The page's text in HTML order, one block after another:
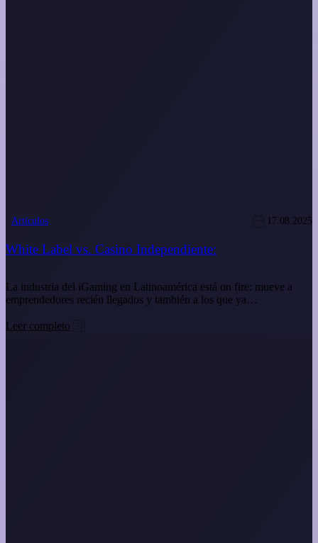
Artículos 17.08.2025
White Label vs. Casino Independiente:
La industria del iGaming en Latinoamérica está on fire: mueve a
emprendedores recién llegados y también a los que ya…
Leer completo